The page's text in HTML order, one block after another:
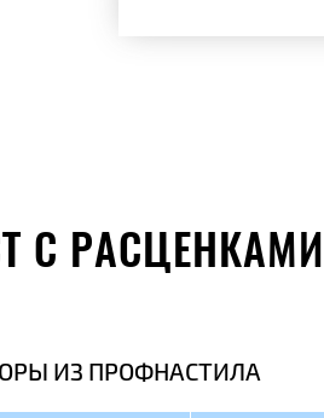
С РАСЦЕНКАМИ
ИЗ ПРОФНАСТИЛА